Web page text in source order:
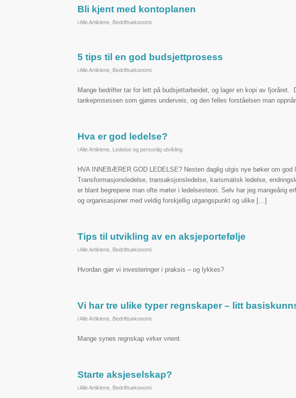
Bli kjent med kontoplanen
iAlle Artiklene Bedriftsøkonomi
5 tips til en god budsjettprosess
iAlle Artiklene Bedriftsøkonomi
Mange bedrifter tar for lett på budsjettarbeidet, og lager en kopi av fjoråret.
tankeprosessen som gjøres underveis, og den felles forståelsen man
Hva er god ledelse?
iAlle Artiklene Ledelse og personlig utvikling
HVA INNEBÆRER GOD LEDELSE? Nesten daglig utgis nye bøker om god
Transformasjonsledelse, transaksjonsledelse, karismatisk ledelse,
er blant begrepene man ofte møter i ledelsesteori. Selv har jeg mangeårig
og organisasjoner med veldig forskjellig utgangspunkt og ulike […]
Tips til utvikling av en aksjeportefølje
iAlle Artiklene Bedriftsøkonomi
Hvordan gjør vi investeringer i praksis – og lykkes?
Vi har tre ulike typer regnskaper – litt
iAlle Artiklene Bedriftsøkonomi
Mange synes regnskap virker vrient.
Starte aksjeselskap?
iAlle Artiklene Bedriftsøkonomi